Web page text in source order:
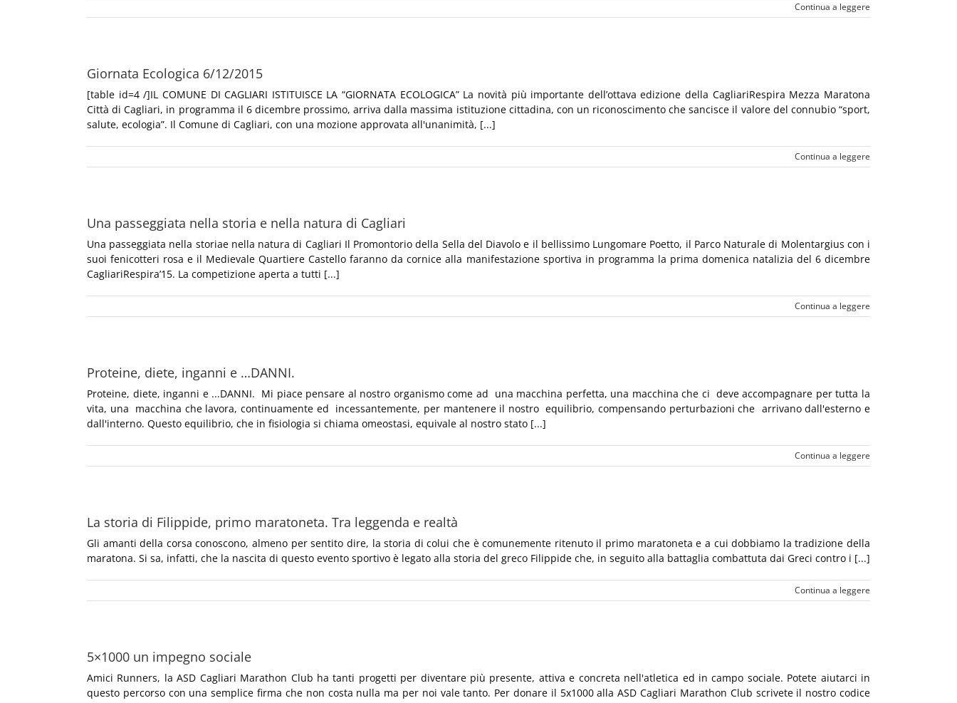
Continua a leggere
Giornata Ecologica 6/12/2015
[table id=4 /]IL COMUNE DI CAGLIARI ISTITUISCE LA “GIORNATA ECOLOGICA” La novità più importante dell’ottava edizione della CagliariRespira Mezza Maratona
Città di Cagliari, in programma il 6 dicembre prossimo, arriva dalla massima istituzione cittadina, con un riconoscimento che sancisce il valore del connubio “sport,
salute, ecologia”. Il Comune di Cagliari, con una mozione approvata all'unanimità, [...]
Continua a leggere
Una passeggiata nella storia e nella natura di Cagliari
Una passeggiata nella storiae nella natura di Cagliari Il Promontorio della Sella del Diavolo e il bellissimo Lungomare Poetto, il Parco Naturale di Molentargius con i
suoi fenicotteri rosa e il Medievale Quartiere Castello faranno da cornice alla manifestazione sportiva in programma la prima domenica natalizia del 6 dicembre
CagliariRespira’15. La competizione aperta a tutti [...]
Continua a leggere
Proteine, diete, inganni e …DANNI.
Proteine, diete, inganni e ...DANNI. Mi piace pensare al nostro organismo come ad una macchina perfetta, una macchina che ci deve accompagnare per tutta la
vita, una macchina che lavora, continuamente ed incessantemente, per mantenere il nostro equilibrio, compensando perturbazioni che arrivano dall'esterno e
dall'interno. Questo equilibrio, che in fisiologia si chiama omeostasi, equivale al nostro stato [...]
Continua a leggere
La storia di Filippide, primo maratoneta. Tra leggenda e realtà
Gli amanti della corsa conoscono, almeno per sentito dire, la storia di colui che è comunemente ritenuto il primo maratoneta e a cui dobbiamo la tradizione della
maratona. Si sa, infatti, che la nascita di questo evento sportivo è legato alla storia del greco Filippide che, in seguito alla battaglia combattuta dai Greci contro i [...]
Continua a leggere
5×1000 un impegno sociale
Amici Runners, la ASD Cagliari Marathon Club ha tanti progetti per diventare più presente, attiva e concreta nell'atletica ed in campo sociale. Potete aiutarci in
questo percorso con una semplice firma che non costa nulla ma per noi vale tanto. Per donare il 5x1000 alla ASD Cagliari Marathon Club scrivete il nostro codice